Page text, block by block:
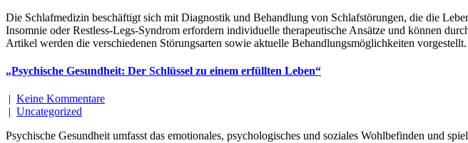
Die Schlafmedizin beschäftigt sich mit Diagnostik und Behandlung von Schlafstörungen, die die
Insomnie oder Restless-Legs-Syndrom erfordern individuelle therapeutische Ansätze und können
Artikel werden die verschiedenen Störungsarten sowie aktuelle Behandlungsmöglichkeiten vorgestellt.
„Psychische Gesundheit: Der Schlüssel zu einem erfüllten Leben“
| Keine Kommentare
| Uncategorized
Psychische Gesundheit umfasst das emotionales, psychologisches und soziales Wohlbefinden und